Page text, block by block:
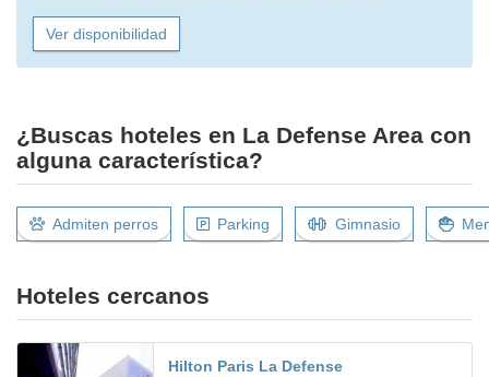
Ver disponibilidad
¿Buscas hoteles en La Defense Area con
alguna característica?
Admiten perros Parking Gimnasio
Hoteles cercanos
Hilton Paris La Defense